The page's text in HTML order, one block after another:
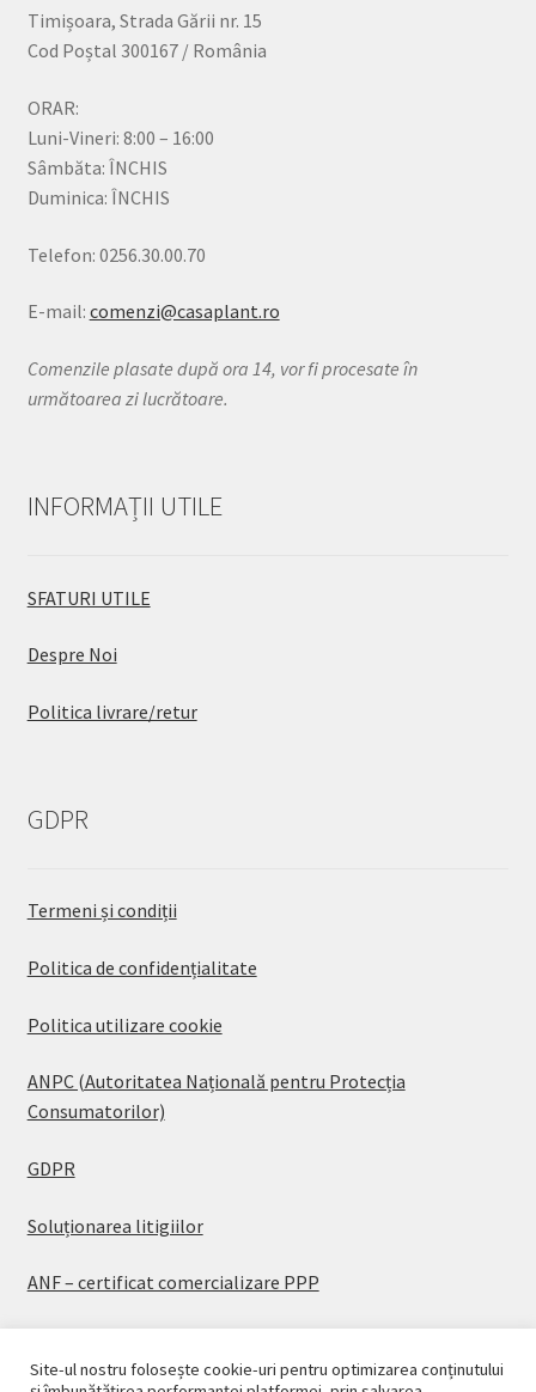
Timișoara, Strada Gării nr. 15
Cod Poștal 300167 / România
ORAR:
Luni-Vineri: 8:00 – 16:00
Sâmbăta: ÎNCHIS
Duminica: ÎNCHIS
Telefon: 0256.30.00.70
E-mail: comenzi@casaplant.ro
Comenzile plasate după ora 14, vor fi procesate în
următoarea zi lucrătoare.
INFORMAȚII UTILE
SFATURI UTILE
Despre Noi
Politica livrare/retur
GDPR
Termeni și condiții
Politica de confidențialitate
Politica utilizare cookie
ANPC (Autoritatea Națională pentru Protecția
Consumatorilor)
GDPR
Soluționarea litigiilor
ANF – certificat comercializare PPP
Site-ul nostru folosește cookie-uri pentru optimizarea conținutului